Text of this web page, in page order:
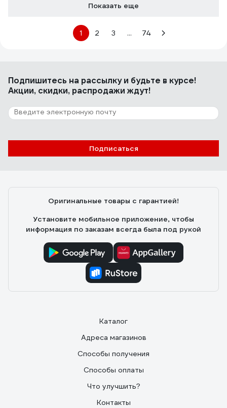
Показать еще
1 2 3 ... 74
Подпишитесь на рассылкуи будьте в курсе!
Акции, скидки, распродажи ждут!
Подписаться
Оригинальные товары с гарантией!
Установите мобильное приложение, чтобы
информация по заказам всегда была под рукой
Каталог
Адреса магазинов
Способы получения
Способы оплаты
Что улучшить?
Контакты